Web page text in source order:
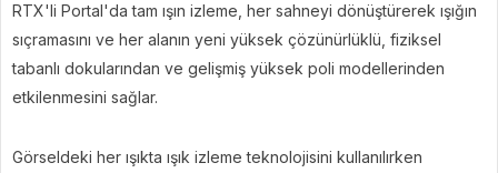
RTX'li Portal'da tam ışın izleme, her sahneyi dönüştürerek ışığın
sıçramasını ve her alanın yeni yüksek çözünürlüklü, fiziksel
tabanlı dokularından ve gelişmiş yüksek poli modellerinden
etkilenmesini sağlar.
Görseldeki her ışıkta ışık izleme teknolojisini kullanılırken